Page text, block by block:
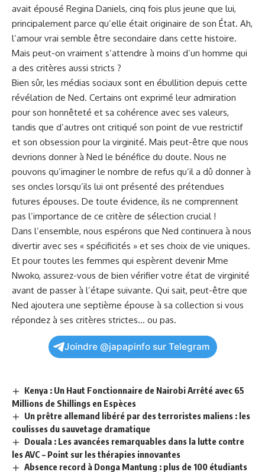
avait épousé‌ Regina Daniels, cinq fois plus jeune ‍que lui,
principalement‌ parce qu’elle était originaire de son ‍État. Ah,
l’amour vrai semble être secondaire dans cette histoire.
Mais peut-on vraiment s’attendre à moins d’un homme qui‍
a des critères aussi stricts ?
Bien sûr, les médias sociaux sont en ébullition depuis cette
révélation de Ned. Certains ont exprimé leur admiration
pour son honnêteté et sa cohérence avec ses valeurs,
tandis que‌ d’autres ont critiqué son ⁣point de vue restrictif
et son obsession pour la virginité. Mais peut-être que nous
devrions donner à⁤ Ned​ le ​bénéfice du doute. Nous ne
pouvons qu’imaginer le nombre de refus qu’il a dû donner ‌à
ses oncles lorsqu’ils lui ont présenté des prétendues
futures épouses. De toute évidence, ils ne comprennent
pas l’importance de ce ​critère de sélection crucial !
Dans l’ensemble, nous espérons que Ned continuera à nous
divertir avec ses « spécificités » et ses choix de vie uniques.
‍Et pour toutes les femmes⁤ qui​ espèrent devenir Mme
‌Nwoko, assurez-vous de bien⁤ vérifier votre état de virginité
⁣avant ⁤de⁢ passer ⁢à l’étape suivante. Qui sait, peut-être que
Ned⁢ ajoutera une septième épouse ⁣à⁤ sa collection si vous⁢
répondez⁣ à‌ ses critères strictes… ou ⁢pas.
Joindre @japapinfo sur Telegram
Kenya : Un Haut Fonctionnaire de Nairobi Arrêté avec 65
Millions de Shillings en Espèces
Un prêtre allemand libéré par des terroristes maliens : les
coulisses du sauvetage dramatique
Douala : Les avancées remarquables dans la lutte contre
les AVC – Point sur les thérapies innovantes
Absence record à Donga Mantung : plus de 100 étudiants